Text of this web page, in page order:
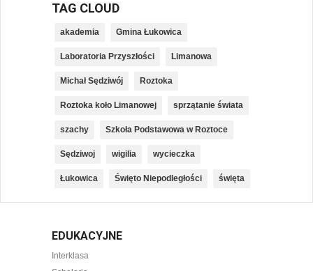
TAG CLOUD
akademia Gmina Łukowica
Laboratoria Przyszłości Limanowa
Michał Sędziwój Roztoka
Roztoka koło Limanowej sprzątanie świata
szachy Szkoła Podstawowa w Roztoce
Sędziwoj wigilia wycieczka
Łukowica Święto Niepodległości święta
EDUKACYJNE
Interklasa